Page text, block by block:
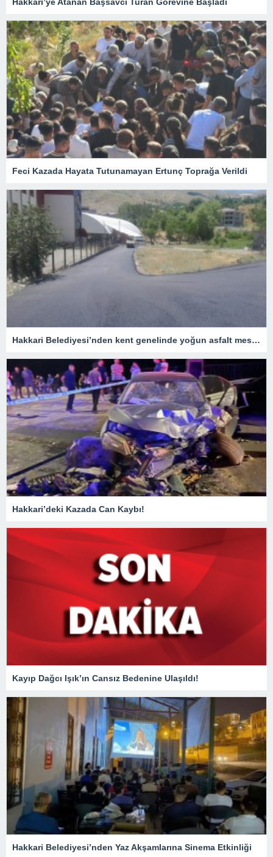
Feci Kazada Hayata Tutunamayan Ertunç Toprağa Verildi
Hakkari Belediyesi’nden kent genelinde yoğun asfalt mesaisi
Hakkari’deki Kazada Can Kaybı!
Kayıp Dağcı Işık’ın Cansız Bedenine Ulaşıldı!
Hakkari Belediyesi’nden Yaz Akşamlarına Sinema Etkinliği